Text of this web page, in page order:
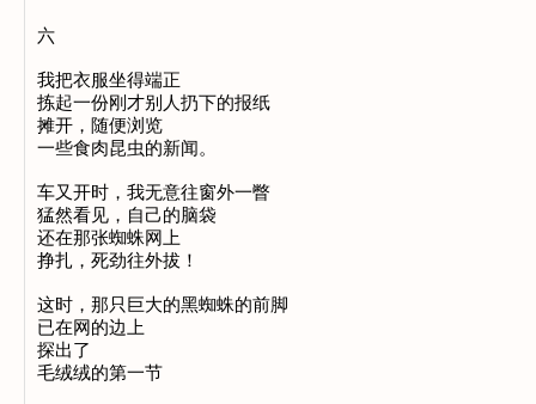
六
我把衣服坐得端正
拣起一份刚才别人扔下的报纸
摊开，随便浏览
一些食肉昆虫的新闻。
车又开时，我无意往窗外一瞥
猛然看见，自己的脑袋
还在那张蜘蛛网上
挣扎，死劲往外拔！
这时，那只巨大的黑蜘蛛的前脚
已在网的边上
探出了
毛绒绒的第一节